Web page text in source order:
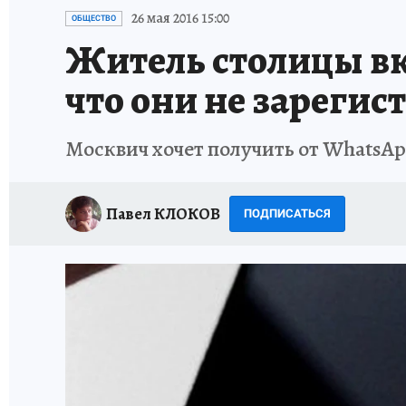
ИСПЫТАНО НА СЕБЕ
ОБЩЕСТВО 26 мая 2016 15:00
Житель столицы
что они не
Москвич хочет получить от
Павел КЛОКОВ ПОДПИСАТЬСЯ